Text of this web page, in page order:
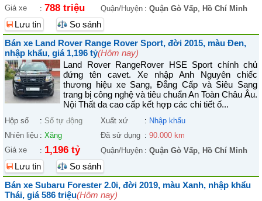
Giá xe
: 788 triệu Quận/Huyện : Quận Gò Vấp, Hồ Chí Minh
Lưu tin
So sánh
Bán xe Land Rover Range Rover Sport, đời 2015, màu Đen,
nhập khẩu, giá 1,196 tỷ(Hôm nay)
Land Rover RangeRover HSE Sport chính chủ
đứng tên cavet. Xe nhập Anh Nguyên chiếc
thương hiệu xe Sang, Đẳng Cấp và Siêu Sang
trang bị công nghệ và tiêu chuẩn An Toàn Châu Âu.
Nội Thất da cao cấp kết hợp các chi tiết ố...
Hộp số : Số tự động Xuất xứ : Nhập khẩu
Nhiên liệu : Xăng Đã sử dụng : 90.000 km
Giá xe
: 1,196 tỷ Quận/Huyện : Quận Gò Vấp, Hồ Chí Minh
Lưu tin
So sánh
Bán xe Subaru Forester 2.0i, đời 2019, màu Xanh, nhập khẩu
Thái, giá 586 triệu(Hôm nay)